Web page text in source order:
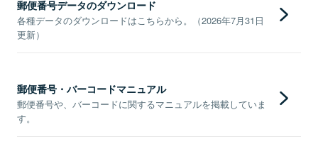
郵便番号データのダウンロード
各種データのダウンロードはこちらから。（2026年7月31日
更新）
郵便番号・バーコードマニュアル
郵便番号や、バーコードに関するマニュアルを掲載していま
す。